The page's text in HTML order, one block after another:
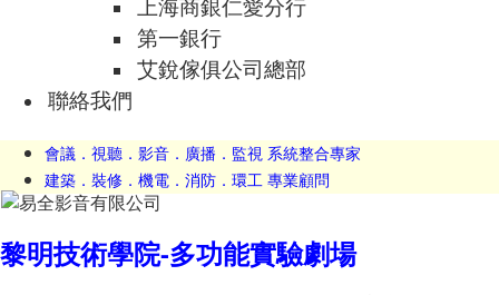
上海商銀仁愛分行
第一銀行
艾銳傢俱公司總部
聯絡我們
會議．視聽．影音．廣播．監視 系統整合專家
建築．裝修．機電．消防．環工 專業顧問
黎明技術學院-多功能實驗劇場